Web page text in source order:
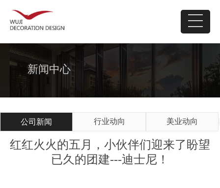
新闻中心
公司新闻 行业动向 美业动向
红红火火的五月，小伙伴们迎来了盼望
已久的团建---迪士尼！